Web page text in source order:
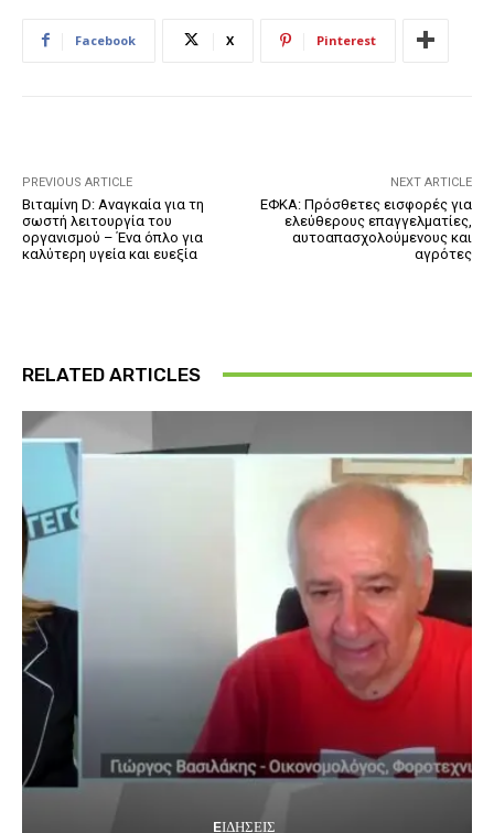
Facebook X Pinterest
PREVIOUS ARTICLE
Βιταμίνη D: Αναγκαία για τη
σωστή λειτουργία του
οργανισμού – Ένα όπλο για
καλύτερη υγεία και ευεξία
NEXT ARTICLE
ΕΦΚΑ: Πρόσθετες εισφορές για
ελεύθερους επαγγελματίες,
αυτοαπασχολούμενους και
αγρότες
RELATED ARTICLES
EΙΔΗΣΕΙΣ